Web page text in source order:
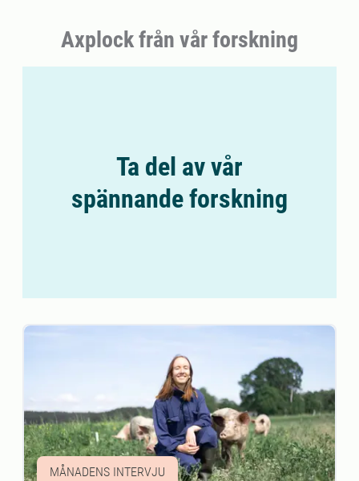
Axplock från vår forskning
Ta del av vår
spännande forskning
MÅNADENS INTERVJU